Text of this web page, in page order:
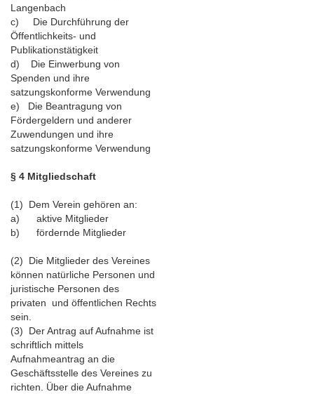
Langenbach
c) Die Durchführung der
Öffentlichkeits- und
Publikationstätigkeit
d) Die Einwerbung von
Spenden und ihre
satzungskonforme Verwendung
e) Die Beantragung von
Fördergeldern und anderer
Zuwendungen und ihre
satzungskonforme Verwendung
§ 4 Mitgliedschaft
(1) Dem Verein gehören an:
a) aktive Mitglieder
b) fördernde Mitglieder
(2) Die Mitglieder des Vereines
können natürliche Personen und
juristische Personen des
privaten und öffentlichen Rechts
sein.
(3) Der Antrag auf Aufnahme ist
schriftlich mittels
Aufnahmeantrag an die
Geschäftsstelle des Vereines zu
richten. Über die Aufnahme